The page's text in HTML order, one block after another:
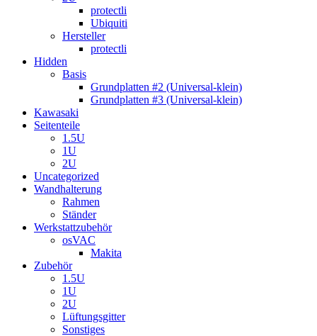
protectli
Ubiquiti
Hersteller
protectli
Hidden
Basis
Grundplatten #2 (Universal-klein)
Grundplatten #3 (Universal-klein)
Kawasaki
Seitenteile
1.5U
1U
2U
Uncategorized
Wandhalterung
Rahmen
Ständer
Werkstattzubehör
osVAC
Makita
Zubehör
1.5U
1U
2U
Lüftungsgitter
Sonstiges